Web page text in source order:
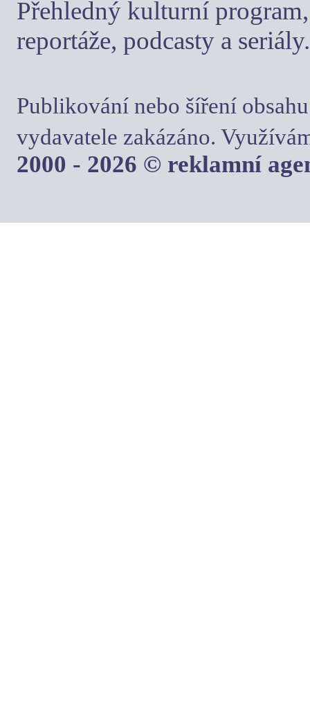
Přehledný kulturní
reportáže, podcasty a seriály.
Publikování nebo šíření
vydavatele zakázáno.
2000 - 2026 © reklamní